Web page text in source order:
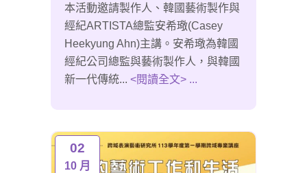
本活動邀請製作人、韓國藝術製作與
經紀ARTISTA總監安希璥(Casey
Heekyung Ahn)主講。安希璥為韓國
經紀公司總監與藝術製作人，與韓國
新一代傳統... <閱讀全文> ...
02
10 月